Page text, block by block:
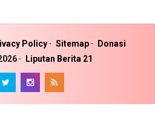
Policy Sitemap
Donasi
Liputan Berita 21